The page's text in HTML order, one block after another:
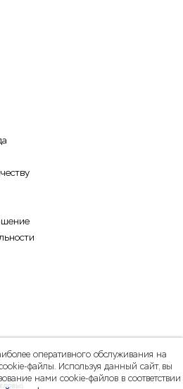
оперативного обслуживания на
файлы. Используя данный сайт, вы
нами cookie-файлов в соответствии